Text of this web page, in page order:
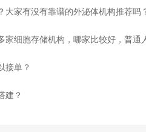
大家有没有靠谱的外泌体机构推荐吗
接单？
建？